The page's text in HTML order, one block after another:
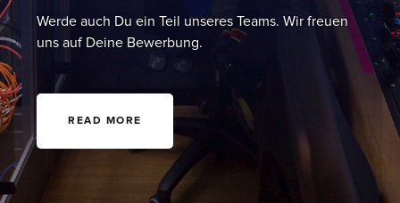
Werde auch Du ein Teil unseres Teams. Wir freuen
uns auf Deine Bewerbung.
READ MORE